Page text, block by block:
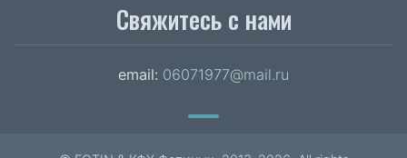
Свяжитесь с нами
email: 06071977@mail.ru